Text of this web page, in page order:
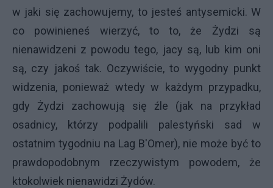
w jaki się zachowujemy, to jesteś antysemicki. W
co powinieneś wierzyć, to to, że Żydzi są
nienawidzeni z powodu tego, jacy są, lub kim oni
są, czy jakoś tak. Oczywiście, to wygodny punkt
widzenia, ponieważ wtedy w każdym przypadku,
gdy Żydzi zachowują się źle (jak na przykład
osadnicy, którzy podpalili palestyński sad w
ostatnim tygodniu na Lag B'Omer), nie może być to
prawdopodobnym rzeczywistym powodem, że
ktokolwiek nienawidzi Żydów.